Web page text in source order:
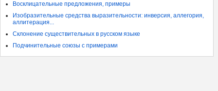
Восклицательные предложения, примеры
Изобразительные средства выразительности: инверсия, аллегория,
аллитерация...
Склонение существительных в русском языке
Подчинительные союзы с примерами